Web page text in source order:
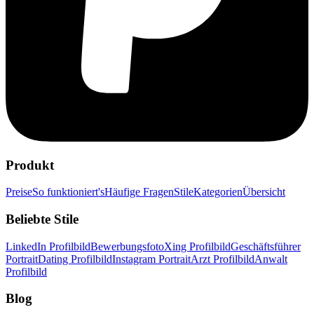
Produkt
PreiseSo funktioniert'sHäufige FragenStileKategorienÜbersicht
Beliebte Stile
LinkedIn ProfilbildBewerbungsfotoXing ProfilbildGeschäftsführer
PortraitDating ProfilbildInstagram PortraitArzt ProfilbildAnwalt
Profilbild
Blog